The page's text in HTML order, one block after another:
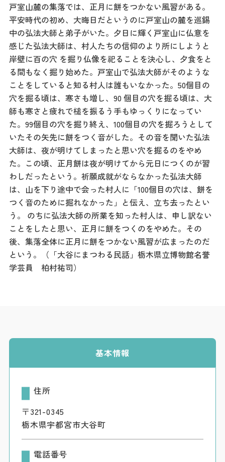
戸室山麓の集落では、正月に餅をつかない風習がある。
平安時代の初め、大晦日だというのに戸室山の麓を巡錫
中の弘法大師と弟子がいた。夕日に輝く戸室山に仏意を
感じた弘法大師は、村人たちの信仰のより所にしようと
岸壁に百の穴 を掘り仏像を祀ることを決心し、夕食をと
る間もなく掘り始めた。戸室山で弘法大師がそのような
ことをしていると知る村人は誰もいなかった。50個目の
穴を掘る頃は、寒さも増し、90 個目の穴を掘る頃は、大
師も寒さと疲れで槌を振るう手もゆっくりになってい
た。99個目の穴を掘り終え、100個目の穴を掘ろうとして
いたその矢先に餅をつく音がした。その音を聞いた弘法
大師は、夜が明けてしまったと思い穴を掘るのをやめ
た。この頃、正月餅は夜が明けてから元日につくのが習
わしだったという。祈願成就がならなかった弘法大師
は、山を下り途中で会った村人に「100個目の穴は、餅を
つく音のために掘れなかった」と伝え、立ち去ったとい
う。 のちに弘法大師の所業を知った村人は、申し訳ない
ことをしたと思い、正月に餅をつくのをやめた。その
後、集落全体に正月に餅をつかない風習が広まったのだ
という。（「大谷にまつわる民話」栃木県立博物館名誉
学芸員 柏村祐司）
基本情報
住所
〒321-0345
栃木県宇都宮市大谷町
電話番号